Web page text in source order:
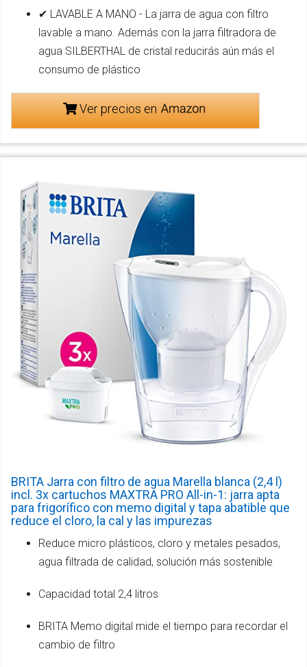
✔ LAVABLE A MANO - La jarra de agua con filtro
lavable a mano. Además con la jarra filtradora de
agua SILBERTHAL de cristal reducirás aún más el
consumo de plástico
Ver precios en
BRITA Jarra con filtro de agua Marella blanca (2,4 l)
incl. 3x cartuchos MAXTRA PRO All-in-1: jarra apta
para frigorífico con memo digital y tapa abatible que
reduce el cloro, la cal y las impurezas
Reduce micro plásticos, cloro y metales pesados,
agua filtrada de calidad, solución más sostenible
Capacidad total 2,4 litros
BRITA Memo digital mide el tiempo para recordar el
cambio de filtro